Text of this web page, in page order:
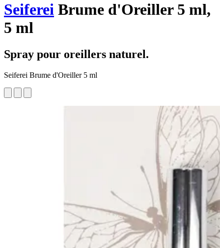
Seiferei Brume d'Oreiller 5 ml,
5 ml
Spray pour oreillers naturel.
Seiferei Brume d'Oreiller 5 ml